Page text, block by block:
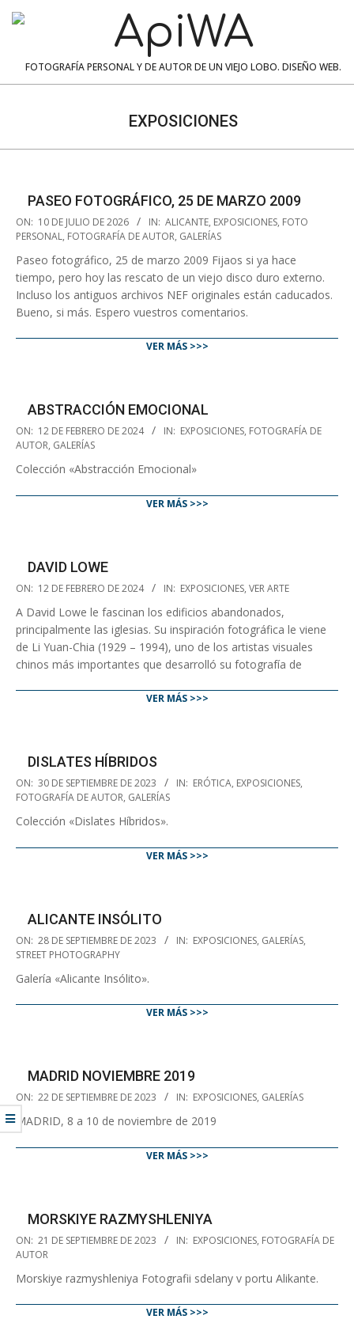
ApiWA
FOTOGRAFÍA PERSONAL Y DE AUTOR DE UN VIEJO LOBO. DISEÑO WEB.
EXPOSICIONES
PASEO FOTOGRÁFICO, 25 DE MARZO 2009
2026-
07-
10
ON: 10 DE JULIO DE 2026 IN: ALICANTE, EXPOSICIONES, FOTO
PERSONAL, FOTOGRAFÍA DE AUTOR, GALERÍAS
Paseo fotográfico, 25 de marzo 2009 Fijaos si ya hace
tiempo, pero hoy las rescato de un viejo disco duro externo.
Incluso los antiguos archivos NEF originales están caducados.
Bueno, si más. Espero vuestros comentarios.
VER MÁS >>>
ABSTRACCIÓN EMOCIONAL
2024-
02-
12
ON: 12 DE FEBRERO DE 2024 IN: EXPOSICIONES, FOTOGRAFÍA DE
AUTOR, GALERÍAS
Colección «Abstracción Emocional»
VER MÁS >>>
DAVID LOWE
2024-
12
ON: 12 DE FEBRERO DE 2024 IN: EXPOSICIONES, VER ARTE
A David Lowe le fascinan los edificios abandonados,
principalmente las iglesias. Su inspiración fotográfica le viene
de Li Yuan-Chia (1929 – 1994), uno de los artistas visuales
chinos más importantes que desarrolló su fotografía de
VER MÁS >>>
DISLATES HÍBRIDOS
2023-
09-
30
ON: 30 DE SEPTIEMBRE DE 2023 IN: ERÓTICA, EXPOSICIONES,
FOTOGRAFÍA DE AUTOR, GALERÍAS
Colección «Dislates Híbridos».
VER MÁS >>>
ALICANTE INSÓLITO
2023-
09-
ON: 28 DE SEPTIEMBRE DE 2023 IN: EXPOSICIONES, GALERÍAS,
STREET PHOTOGRAPHY
Galería «Alicante Insólito».
VER MÁS >>>
MADRID NOVIEMBRE 2019
2023-
09-
22
ON: 22 DE SEPTIEMBRE DE 2023 IN: EXPOSICIONES, GALERÍAS
MADRID, 8 a 10 de noviembre de 2019
VER MÁS >>>
MORSKIYE RAZMYSHLENIYA
2023-
09-
ON: 21 DE SEPTIEMBRE DE 2023 IN: EXPOSICIONES, FOTOGRAFÍA DE
AUTOR
Morskiye razmyshleniya Fotografii sdelany v portu Alikante.
VER MÁS >>>